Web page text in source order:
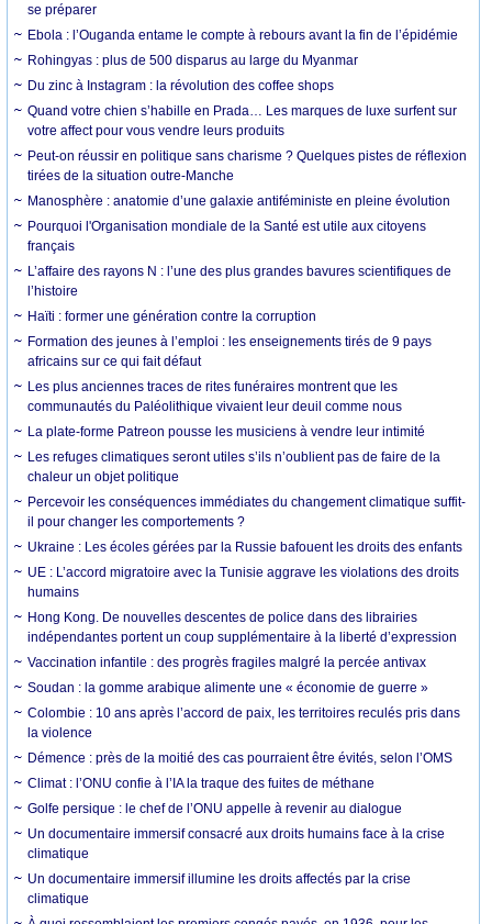
se préparer
Ebola : l’Ouganda entame le compte à rebours avant la fin de l’épidémie
Rohingyas : plus de 500 disparus au large du Myanmar
Du zinc à Instagram : la révolution des coffee shops
Quand votre chien s’habille en Prada… Les marques de luxe surfent sur
votre affect pour vous vendre leurs produits
Peut-on réussir en politique sans charisme ? Quelques pistes de réflexion
tirées de la situation outre-Manche
Manosphère : anatomie d’une galaxie antiféministe en pleine évolution
Pourquoi l'Organisation mondiale de la Santé est utile aux citoyens
français
L’affaire des rayons N : l’une des plus grandes bavures scientifiques de
l’histoire
Haïti : former une génération contre la corruption
Formation des jeunes à l’emploi : les enseignements tirés de 9 pays
africains sur ce qui fait défaut
Les plus anciennes traces de rites funéraires montrent que les
communautés du Paléolithique vivaient leur deuil comme nous
La plate-forme Patreon pousse les musiciens à vendre leur intimité
Les refuges climatiques seront utiles s’ils n’oublient pas de faire de la
chaleur un objet politique
Percevoir les conséquences immédiates du changement climatique suffit-
il pour changer les comportements ?
Ukraine : Les écoles gérées par la Russie bafouent les droits des enfants
UE : L’accord migratoire avec la Tunisie aggrave les violations des droits
humains
Hong Kong. De nouvelles descentes de police dans des librairies
indépendantes portent un coup supplémentaire à la liberté d’expression
Vaccination infantile : des progrès fragiles malgré la percée antivax
Soudan : la gomme arabique alimente une « économie de guerre »
Colombie : 10 ans après l’accord de paix, les territoires reculés pris dans
la violence
Démence : près de la moitié des cas pourraient être évités, selon l’OMS
Climat : l’ONU confie à l’IA la traque des fuites de méthane
Golfe persique : le chef de l’ONU appelle à revenir au dialogue
Un documentaire immersif consacré aux droits humains face à la crise
climatique
Un documentaire immersif illumine les droits affectés par la crise
climatique